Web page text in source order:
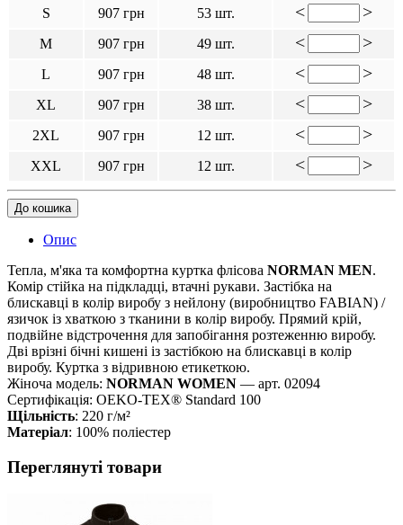
S
907 грн 53 шт. < >
M 907 грн 49 шт. < >
L 907 грн 48 шт. < >
XL 907 грн 38 шт. < >
2XL 907 грн 12 шт. < >
XXL 907 грн 12 шт. < >
До кошика
Опис
Тепла, м'яка та комфортна куртка флісова NORMAN MEN.
Комір стійка на підкладці, втачні рукави. Застібка на
блискавці в колір виробу з нейлону (виробництво FABIAN) /
язичок із хваткою з тканини в колір виробу. Прямий крій,
подвійне відстрочення для запобігання розтеженню виробу.
Дві врізні бічні кишені із застібкою на блискавці в колір
виробу. Куртка з відривною етикеткою.
Жіноча модель: NORMAN WOMEN — арт. 02094
Сертифікація: OEKO-TEX® Standard 100
Щільність: 220 г/м²
Матеріал: 100% поліестер
Переглянуті товари